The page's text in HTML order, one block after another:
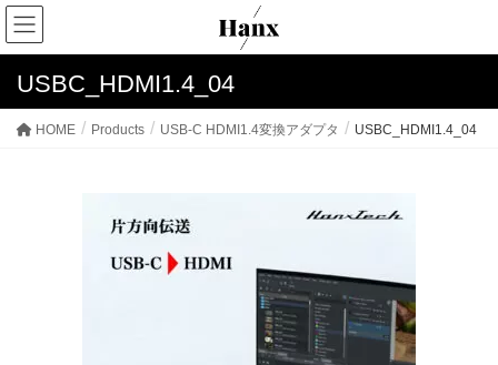
USBC_HDMI1.4_04
HOME Products USB-C HDMI1.4変換アダプタ USBC_HDMI1.4_04